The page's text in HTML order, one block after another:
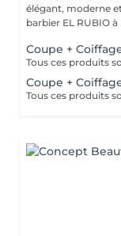
élégant, moderne
barbier EL RUBIO
Coupe +
Coupe +